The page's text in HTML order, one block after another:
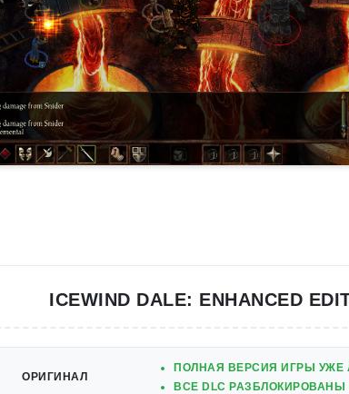
ICEWIND DALE: ENHANCED
ОРИГИНАЛ
ПОЛНАЯ ВЕРСИЯ ИГРЫ УЖЕ
ВСЕ DLC